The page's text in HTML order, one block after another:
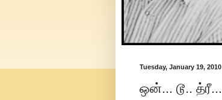
Tuesday, January 19, 2010
ஒன்... டூ.. த்ரீ...